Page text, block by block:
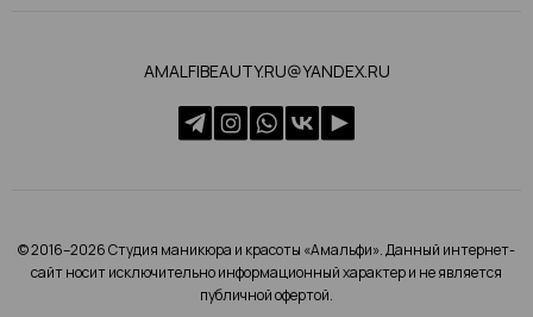
AMALFIBEAUTY.RU@YANDEX.RU
© 2016–2026 Студия маникюра и красоты «Амальфи». Данный интернет-
сайт носит исключительно информационный характер и не является
публичной офертой.